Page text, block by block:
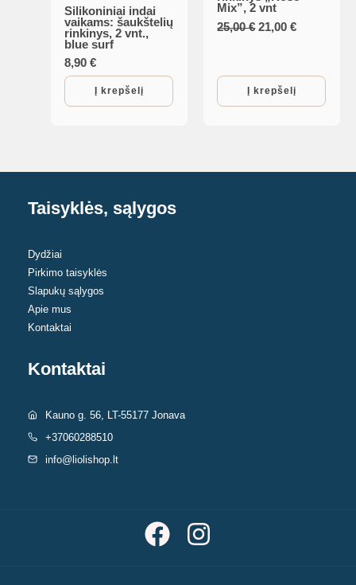
Silikoniniai indai
vaikams: šaukštelių
rinkinys, 2 vnt.,
blue surf
8,90€
Į krepšelį
Mix”, 2 vnt
25,00€ Original
21,00€Current
Į krepšelį
Taisyklės, sąlygos
Dydžiai
Pirkimo taisyklės
Slapukų sąlygos
Apie mus
Kontaktai
Kontaktai
Kauno g. 56, LT-55177 Jonava
+37060288510
info@liolishop.lt